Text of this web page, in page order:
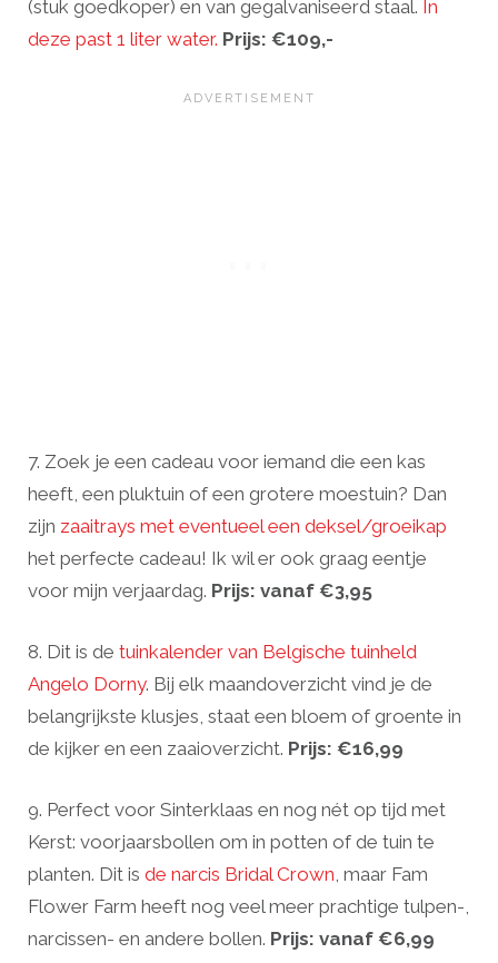
(stuk goedkoper) en van gegalvaniseerd staal. In
deze past 1 liter water. Prijs: €109,-
7. Zoek je een cadeau voor iemand die een kas
heeft, een pluktuin of een grotere moestuin? Dan
zijn zaaitrays met eventueel een deksel/groeikap
het perfecte cadeau! Ik wil er ook graag eentje
voor mijn verjaardag. Prijs: vanaf €3,95
8. Dit is de tuinkalender van Belgische tuinheld
Angelo Dorny. Bij elk maandoverzicht vind je de
belangrijkste klusjes, staat een bloem of groente in
de kijker en een zaaioverzicht. Prijs: €16,99
9. Perfect voor Sinterklaas en nog nét op tijd met
Kerst: voorjaarsbollen om in potten of de tuin te
planten. Dit is de narcis Bridal Crown , maar Fam
Flower Farm heeft nog veel meer prachtige tulpen-,
narcissen- en andere bollen. Prijs: vanaf €6,99